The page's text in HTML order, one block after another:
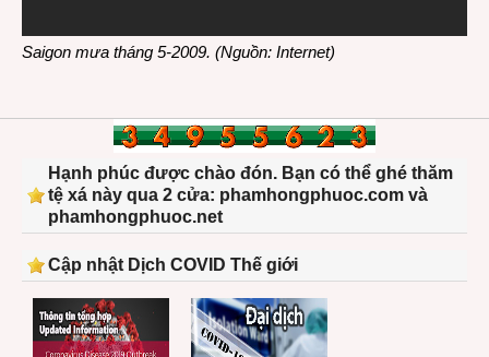
Saigon mưa tháng 5-2009. (Nguồn: Internet)
Hạnh phúc được chào đón. Bạn có thể ghé thăm
tệ xá này qua 2 cửa: phamhongphuoc.com và
phamhongphuoc.net
Cập nhật Dịch COVID Thế giới